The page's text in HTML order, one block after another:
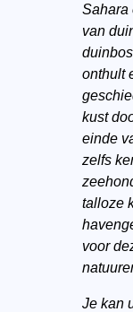
Sahara
van
onthult
kust
einde
zelfs
talloze
voor
Je kan